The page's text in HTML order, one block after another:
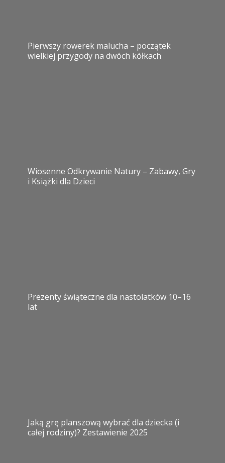
Pierwszy rowerek malucha – początek
wielkiej przygody na dwóch kółkach
Wiosenne Odkrywanie Natury – Zabawy, Gry
i Książki dla Dzieci
Prezenty świąteczne dla nastolatków 10–16
lat
Jaką grę planszową wybrać dla dziecka (i
całej rodziny)? Zestawienie 2025